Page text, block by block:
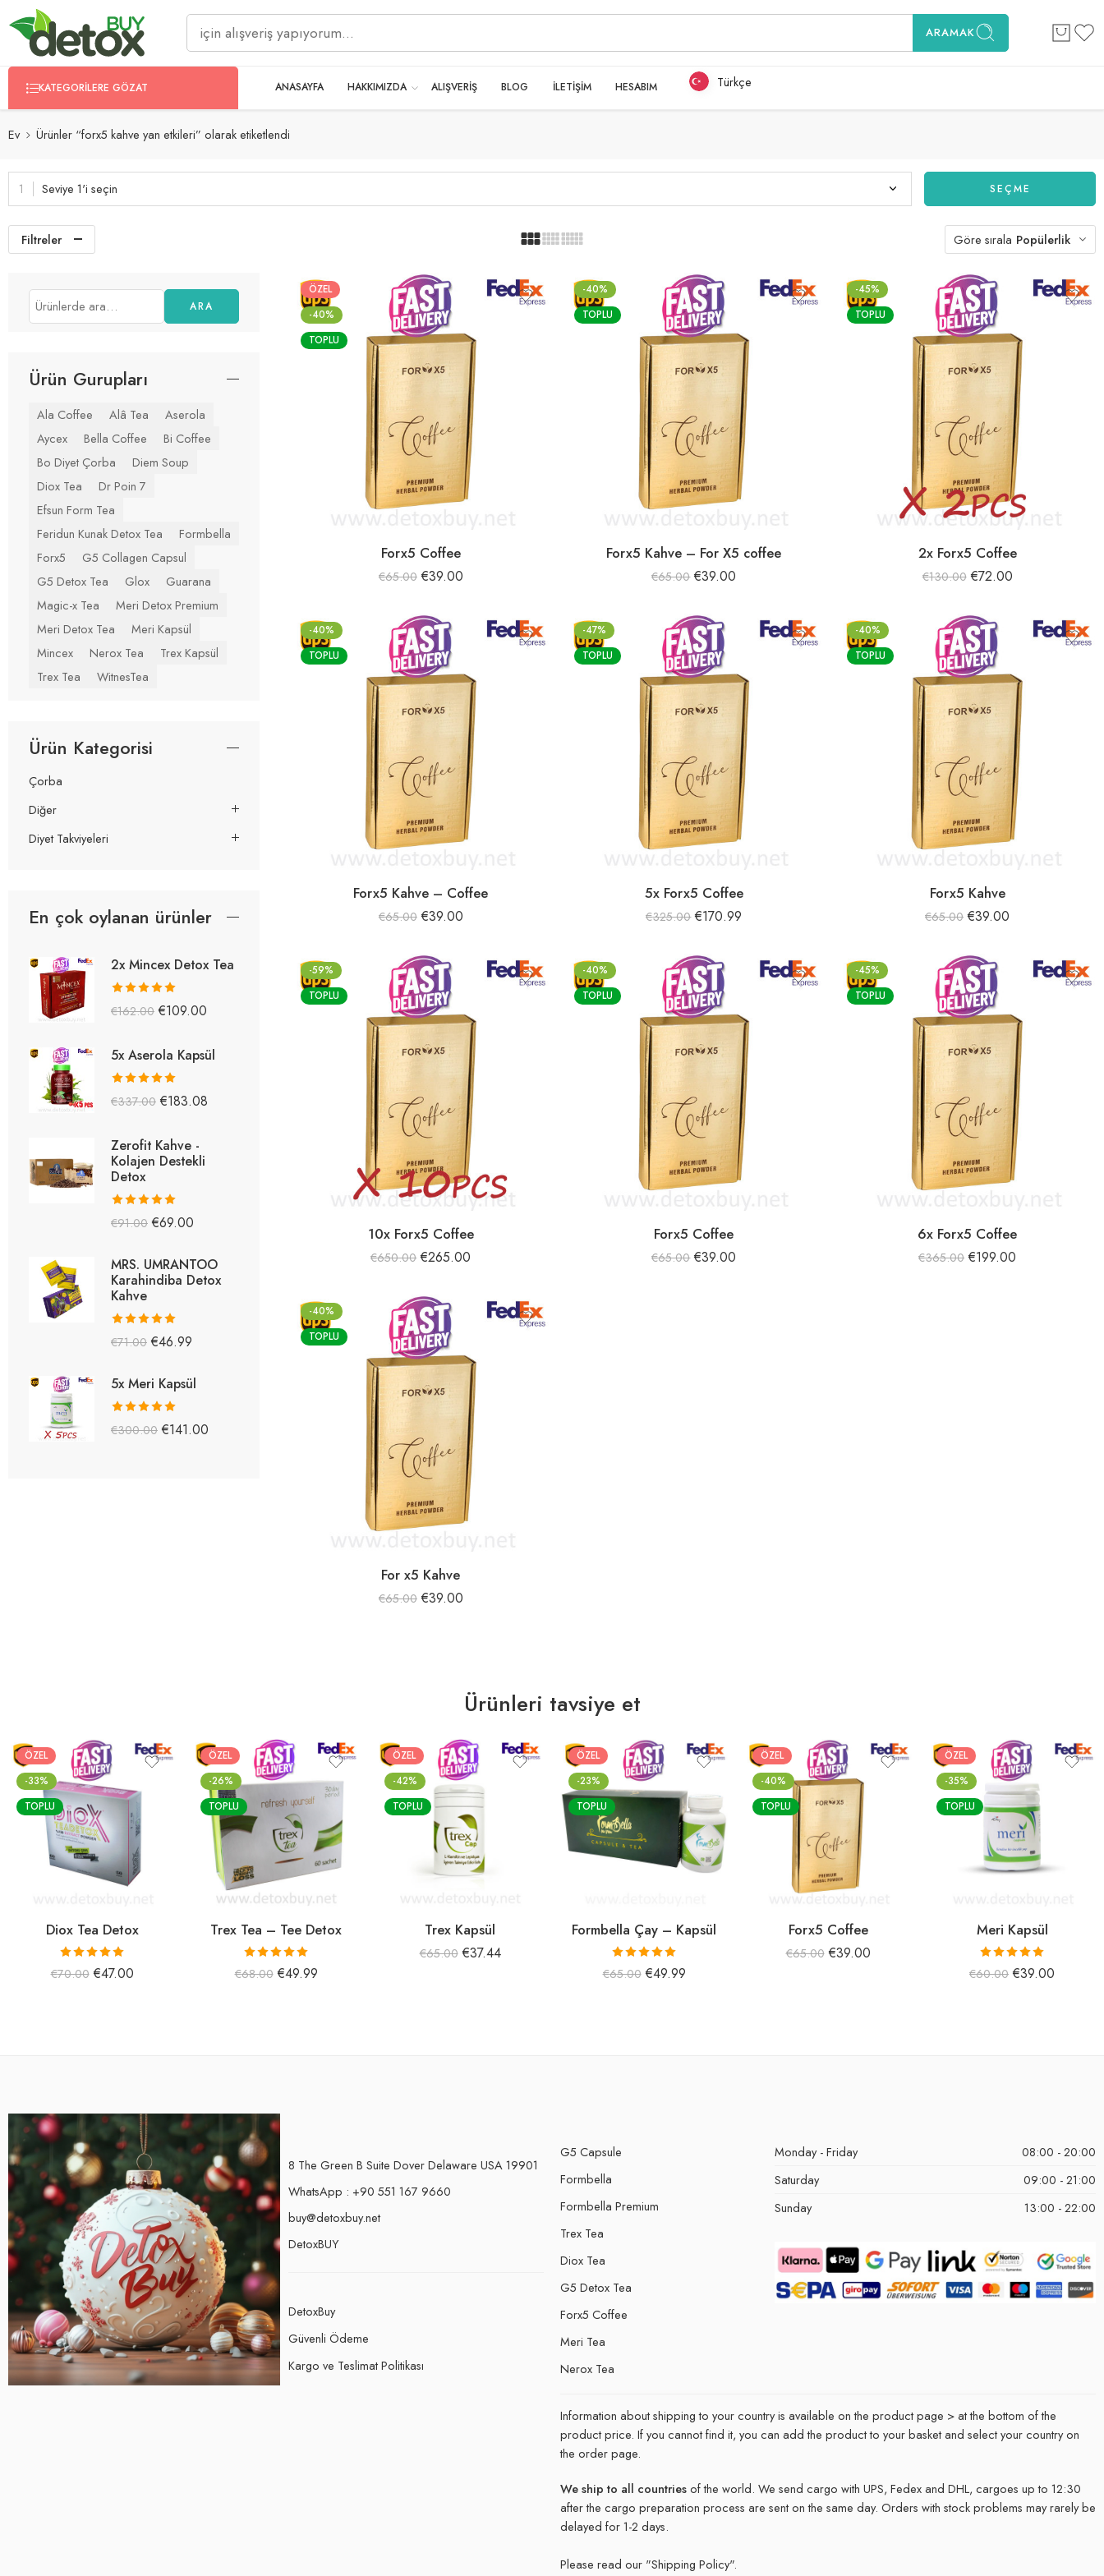
ARAMAK
KATEGORILERE GÖZAT ANASAYFA HAKKIMIZDA ALIŞVERİŞ BLOG İLETİŞİM HESABIM Türkçe
Ev Ürünler “forx5 kahve yan etkileri” olarak etiketlendi
Seviye 1'i seçin SEÇME
Filtreler Göre sırala Popülerlik
ÖZEL
-40%
TOPLU
Forx5 Coffee
€65.00 €39.00
-40%
TOPLU
Forx5 Kahve – For X5 coffee
€65.00 €39.00
-45%
TOPLU
2x Forx5 Coffee
€130.00 €72.00
-40%
TOPLU
Forx5 Kahve – Coffee
€65.00 €39.00
-47%
TOPLU
5x Forx5 Coffee
€325.00 €170.99
-40%
TOPLU
Forx5 Kahve
€65.00 €39.00
-59%
TOPLU
10x Forx5 Coffee
€650.00 €265.00
-40%
TOPLU
Forx5 Coffee
€65.00 €39.00
-45%
TOPLU
6x Forx5 Coffee
€365.00 €199.00
-40%
TOPLU
For x5 Kahve
€65.00 €39.00
ARA
Ürün Gurupları
Ala Coffee Alâ Tea
Aserola
Aycex
Bella Coffee
Bi Coffee
Bo Diyet Çorba
Diem Soup
Diox Tea
Dr Poin 7
Efsun Form Tea
Feridun Kunak Detox Tea
Formbella
Forx5
G5 Collagen Capsul
G5 Detox Tea
Glox
Guarana
Magic-x Tea
Meri Detox Premium
Meri Detox Tea
Meri Kapsül
Mincex
Nerox Tea
Trex Kapsül
Trex Tea
WitnesTea
Ürün Kategorisi
Çorba
Diğer
Diyet Takviyeleri
En çok oylanan ürünler
2x Mincex Detox Tea
5 üzerinden
€162.00 €109.00
5x Aserola Kapsül
5 üzerinden
€337.00 €183.08
Zerofit Kahve -
Kolajen Destekli
Detox
5 üzerinden
€91.00 €69.00
MRS. UMRANTOO
Karahindiba Detox
Kahve
5 üzerinden
€71.00 €46.99
5x Meri Kapsül
5 üzerinden
€300.00 €141.00
Ürünleri tavsiye et
ÖZEL
-33%
TOPLU
Diox Tea Detox
5 üzerinden
5.00oy aldı
€70.00 €47.00
ÖZEL
-26%
TOPLU
Trex Tea – Tee Detox
5 üzerinden
5.00oy aldı
€68.00 €49.99
ÖZEL
-42%
TOPLU
Trex Kapsül
€65.00 €37.44
ÖZEL
-23%
TOPLU
Formbella Çay – Kapsül
5 üzerinden
5.00oy aldı
€65.00 €49.99
ÖZEL
-40%
TOPLU
Forx5 Coffee
€65.00 €39.00
ÖZEL
-35%
TOPLU
Meri Kapsül
5 üzerinden
5.00oy aldı
€60.00 €39.00
8 The Green B Suite Dover Delaware USA 19901
WhatsApp : +90 551 167 9660
buy@detoxbuy.net
DetoxBUY
DetoxBuy
Güvenli Ödeme
Kargo ve Teslimat Politikası
G5 Capsule
Formbella
Formbella Premium
Trex Tea
Diox Tea
G5 Detox Tea
Forx5 Coffee
Meri Tea
Nerox Tea
Monday - Friday
08:00 - 20:00
Saturday
09:00 - 21:00
Sunday
13:00 - 22:00
Information about shipping to your country is available on the product page > at the bottom of the
product price. If you cannot find it, you can add the product to your basket and select your country on
the order page.
We ship to all countriesof the world. We send cargo with UPS, Fedex and DHL, cargoes up to 12:30
after the cargo preparation process are sent on the same day. Orders with stock problems may rarely be
delayed for 1-2 days.
Please read our "Shipping Policy".